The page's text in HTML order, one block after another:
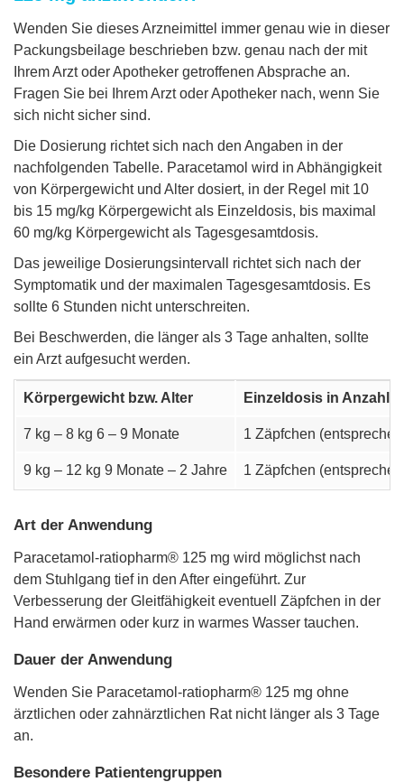
Wenden Sie dieses Arzneimittel immer genau wie in dieser
Packungsbeilage beschrieben bzw. genau nach der mit
Ihrem Arzt oder Apotheker getroffenen Absprache an.
Fragen Sie bei Ihrem Arzt oder Apotheker nach, wenn Sie
sich nicht sicher sind.
Die Dosierung richtet sich nach den Angaben in der
nachfolgenden Tabelle. Paracetamol wird in Abhängigkeit
von Körpergewicht und Alter dosiert, in der Regel mit 10
bis 15 mg/kg Körpergewicht als Einzeldosis, bis maximal
60 mg/kg Körpergewicht als Tagesgesamtdosis.
Das jeweilige Dosierungsintervall richtet sich nach der
Symptomatik und der maximalen Tagesgesamtdosis. Es
sollte 6 Stunden nicht unterschreiten.
Bei Beschwerden, die länger als 3 Tage anhalten, sollte
ein Arzt aufgesucht werden.
Körpergewicht bzw. Alter Einzeldosis in Anzahl
7 kg – 8 kg 6 – 9 Monate 1 Zäpfchen
9 kg – 12 kg 9 Monate – 2 Jahre 1 Zäpfchen
Art der Anwendung
Paracetamol-ratiopharm® 125 mg wird möglichst nach
dem Stuhlgang tief in den After eingeführt. Zur
Verbesserung der Gleitfähigkeit eventuell Zäpfchen in der
Hand erwärmen oder kurz in warmes Wasser tauchen.
Dauer der Anwendung
Wenden Sie Paracetamol-ratiopharm® 125 mg ohne
ärztlichen oder zahnärztlichen Rat nicht länger als 3 Tage
an.
Besondere Patientengruppen